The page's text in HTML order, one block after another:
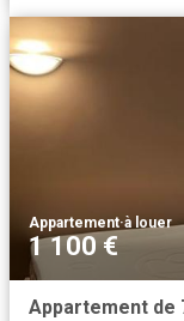
Appartement·à louer
1 100 €
Appartement de